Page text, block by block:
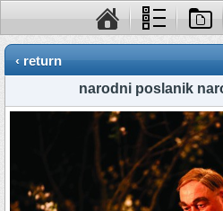
‹ return
narodni poslanik